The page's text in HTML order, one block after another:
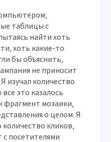
таблицы с
найти хоть
хоть какие-то
бы объяснить‚
не приносит
изучал количество
это казалось
фрагмент мозаики‚
о целом. Я
кликов‚
с посетителями